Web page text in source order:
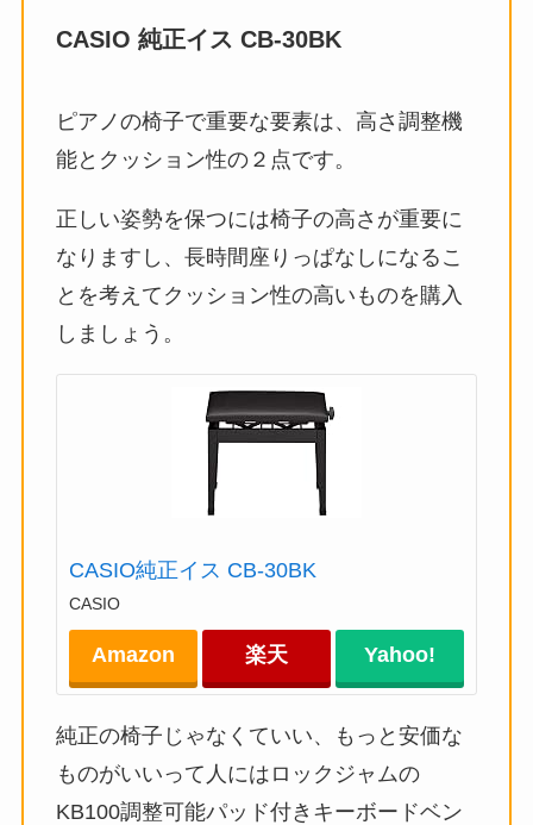
CASIO 純正イス CB-30BK
ピアノの椅子で重要な要素は、高さ調整機
能とクッション性の２点です。
正しい姿勢を保つには椅子の高さが重要に
なりますし、長時間座りっぱなしになるこ
とを考えてクッション性の高いものを購入
しましょう。
CASIO純正イス CB-30BK
CASIO
Amazon 楽天 Yahoo!
純正の椅子じゃなくていい、もっと安価な
ものがいいって人にはロックジャムの
KB100調整可能パッド付きキーボードベン